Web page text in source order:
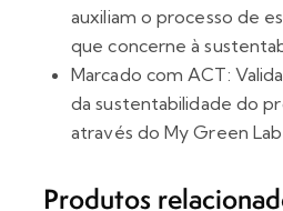
auxiliam o processo de
que concerne à
Marcado com ACT:
da sustentabilidade do
através do My Green Lab
Produtos